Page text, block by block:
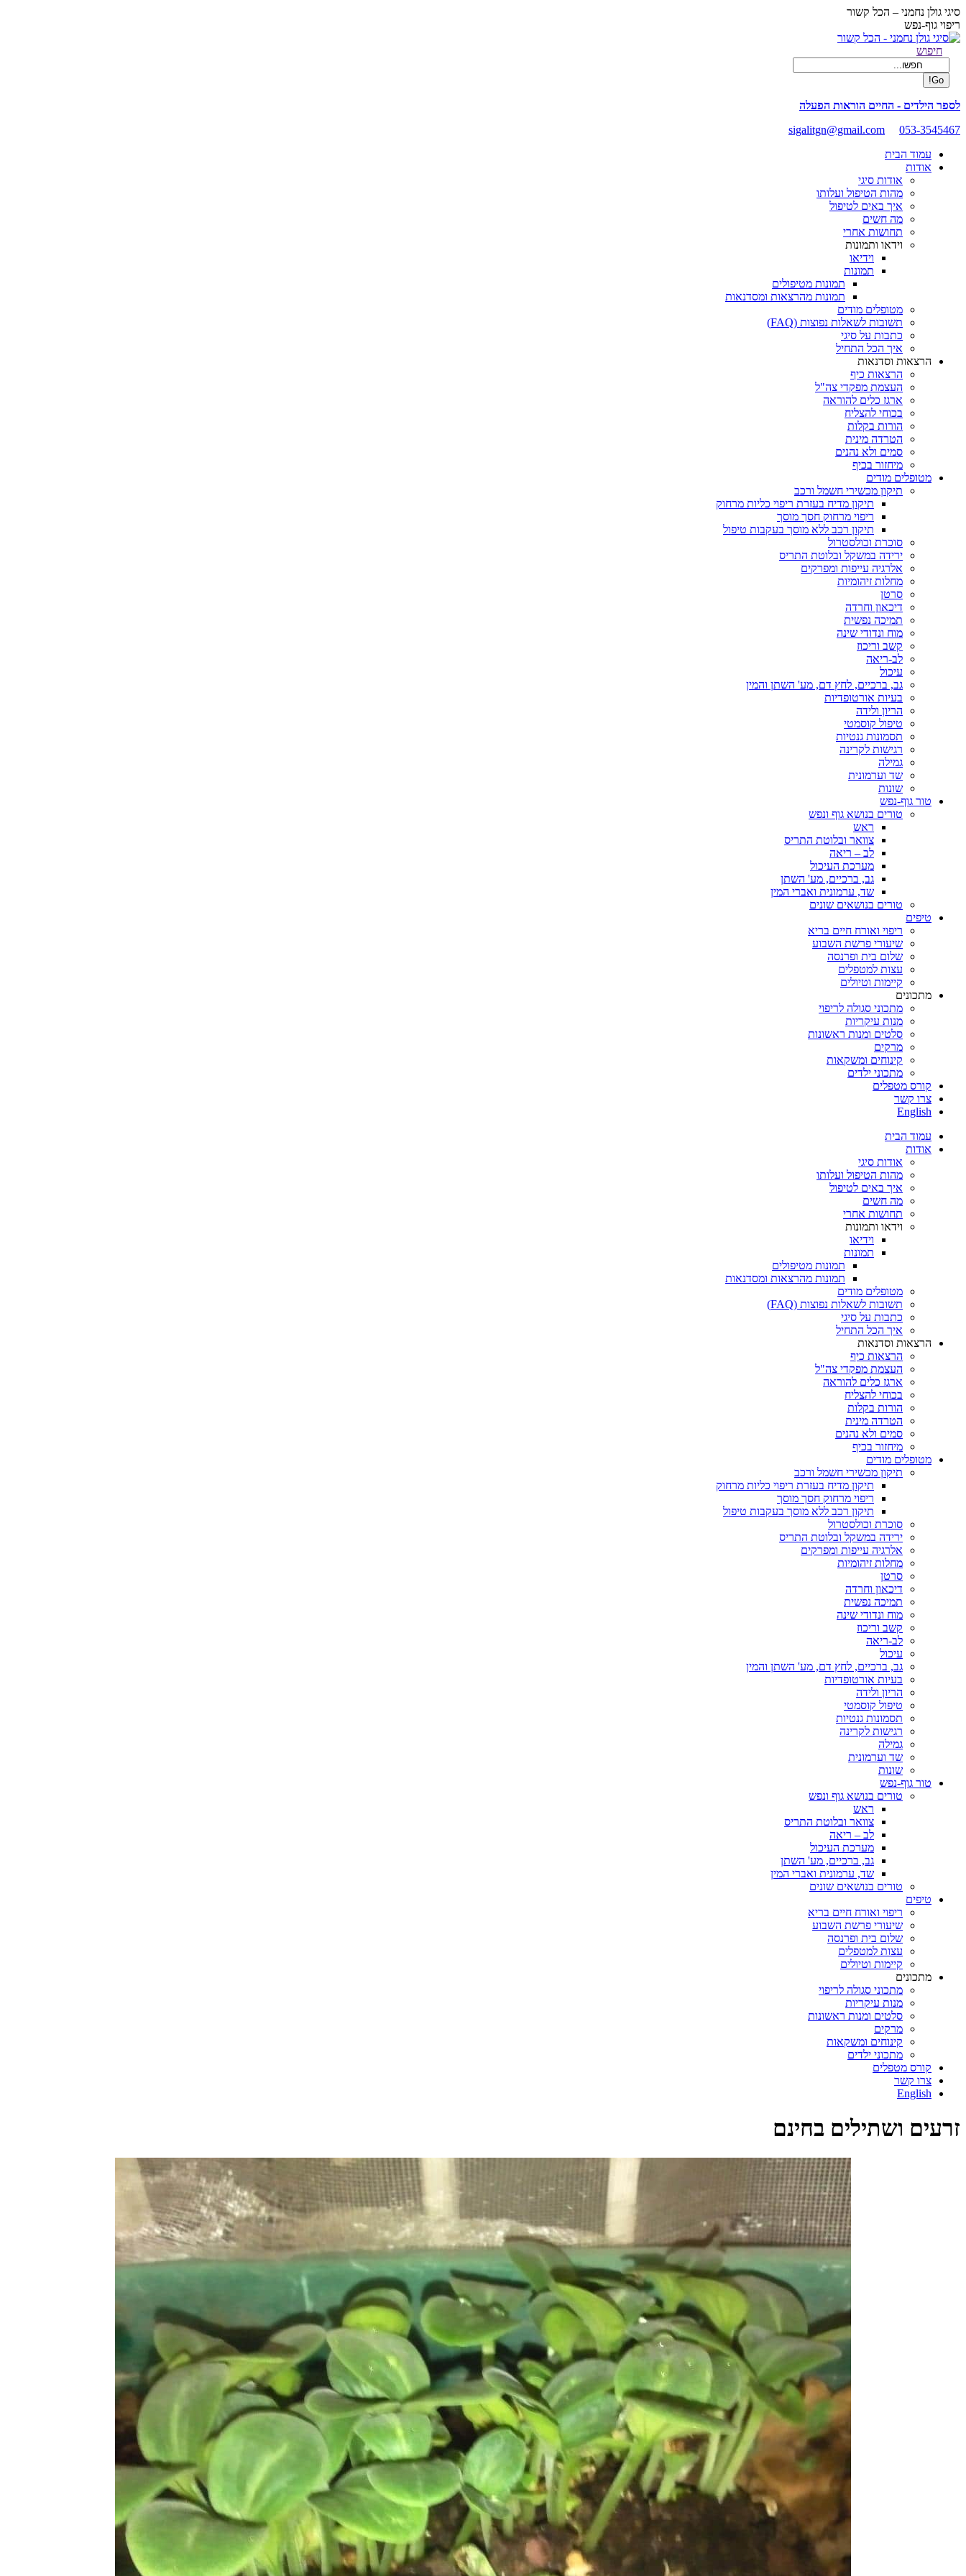
Skip
to
content
סיגי גולן נחמני – הכל קשור
ריפוי גוף-נפש
Facebook
opens
new
window
Search:
חיפוש
לספר הילדים - החיים הוראות הפעלה
sigalitgn@gmail.com
053-3545467
עמוד הבית
אודות
אודות סיגי
מהות הטיפול ועלותו
איך באים לטיפול
מה חשים
תחושות אחרי
וידאו ותמונות
וידיאו
תמונות
תמונות מטיפולים
תמונות מהרצאות ומסדנאות
מטופלים מודים
תשובות לשאלות נפוצות (FAQ)
כתבות על סיגי
איך הכל התחיל
הרצאות וסדנאות
הרצאות כיף
העצמת מפקדי צה"ל
ארגז כלים להוראה
בכוחי להצליח
הורות בקלות
הטרדה מינית
סמים ולא נהנים
מיחזור בכיף
מטופלים מודים
תיקון מכשירי חשמל ורכב
תיקון מדיח בעזרת ריפוי כליות מרחוק
ריפוי מרחוק חסך מוסך
תיקון רכב ללא מוסך בעקבות טיפול
סוכרת וכולסטרול
ירידה במשקל ובלוטת התריס
אלרגיה עייפות ומפרקים
מחלות זיהומיות
סרטן
דיכאון וחרדה
תמיכה נפשית
מוח ונדודי שינה
קשב וריכוז
לב-ריאה
עיכול
גב, ברכיים, לחץ דם, מע' השתן והמין
בעיות אורטופדיות
הריון ולידה
טיפול קוסמטי
תסמונות גנטיות
רגישות לקרינה
גמילה
שד וערמונית
שונות
טור גוף-נפש
טורים בנושא גוף ונפש
ראש
צוואר ובלוטת התריס
לב – ריאה
מערכת העיכול
גב, ברכיים, מע' השתן
שד, ערמונית ואברי המין
טורים בנושאים שונים
טיפים
ריפוי ואורח חיים בריא
שיעורי פרשת השבוע
שלום בית ופרנסה
עצות למטפלים
קיימות וטיולים
מתכונים
מתכוני סגולה לריפוי
מנות עיקריות
סלטים ומנות ראשונות
מרקים
קינוחים ומשקאות
מתכוני ילדים
קורס מטפלים
צרו קשר
English
עמוד הבית
אודות
אודות סיגי
מהות הטיפול ועלותו
איך באים לטיפול
מה חשים
תחושות אחרי
וידאו ותמונות
וידיאו
תמונות
תמונות מטיפולים
תמונות מהרצאות ומסדנאות
מטופלים מודים
תשובות לשאלות נפוצות (FAQ)
כתבות על סיגי
איך הכל התחיל
הרצאות וסדנאות
הרצאות כיף
העצמת מפקדי צה"ל
ארגז כלים להוראה
בכוחי להצליח
הורות בקלות
הטרדה מינית
סמים ולא נהנים
מיחזור בכיף
מטופלים מודים
תיקון מכשירי חשמל ורכב
תיקון מדיח בעזרת ריפוי כליות מרחוק
ריפוי מרחוק חסך מוסך
תיקון רכב ללא מוסך בעקבות טיפול
סוכרת וכולסטרול
ירידה במשקל ובלוטת התריס
אלרגיה עייפות ומפרקים
מחלות זיהומיות
סרטן
דיכאון וחרדה
תמיכה נפשית
מוח ונדודי שינה
קשב וריכוז
לב-ריאה
עיכול
גב, ברכיים, לחץ דם, מע' השתן והמין
בעיות אורטופדיות
הריון ולידה
טיפול קוסמטי
תסמונות גנטיות
רגישות לקרינה
גמילה
שד וערמונית
שונות
טור גוף-נפש
טורים בנושא גוף ונפש
ראש
צוואר ובלוטת התריס
לב – ריאה
מערכת העיכול
גב, ברכיים, מע' השתן
שד, ערמונית ואברי המין
טורים בנושאים שונים
טיפים
ריפוי ואורח חיים בריא
שיעורי פרשת השבוע
שלום בית ופרנסה
עצות למטפלים
קיימות וטיולים
מתכונים
מתכוני סגולה לריפוי
מנות עיקריות
סלטים ומנות ראשונות
מרקים
קינוחים ומשקאות
מתכוני ילדים
קורס מטפלים
צרו קשר
English
זרעים ושתילים בחינם